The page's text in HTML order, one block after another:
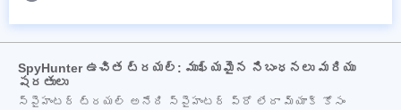
SpyHunter ఉచిత ట్రయల్: ముఖ్యమైన నిబంధనలు మరియు
షరతులు
స్పైహంటర్ ట్రయల్ అనేది స్పైహంటర్ ప్రో లేదా మ్యాక్ కోసం